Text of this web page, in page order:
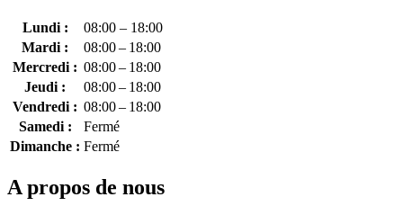
Lundi :
08:00 – 18:00
Mardi :
08:00 – 18:00
Mercredi : 08:00 – 18:00
Jeudi :
08:00 – 18:00
Vendredi : 08:00 – 18:00
Samedi :
Fermé
Dimanche : Fermé
A propos de nous